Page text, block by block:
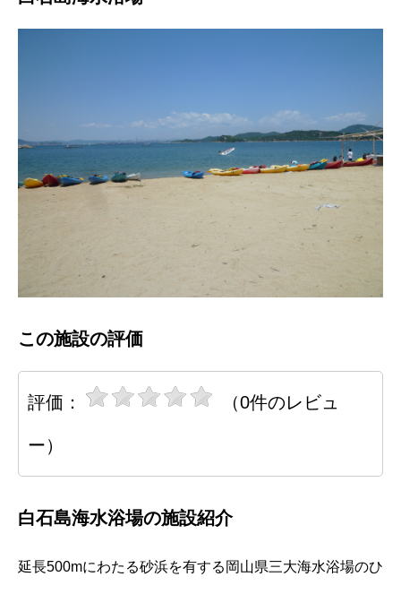
この施設の評価
評価： （0件のレビュ
ー）
白石島海水浴場の施設紹介
延長500mにわたる砂浜を有する岡山県三大海水浴場のひ